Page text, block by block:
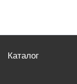
Каталог